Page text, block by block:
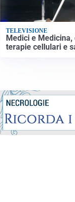
TELEVISIONE
Medici e
terapie cellulari e